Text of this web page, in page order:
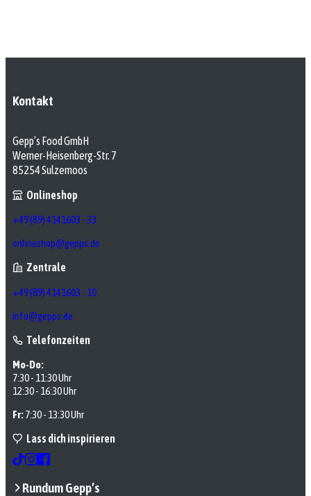
Kontakt
Gepp’s Food GmbH
Werner-Heisenberg-Str. 7
85254 Sulzemoos
Onlineshop
+49 (89) 4141603 - 33
onlineshop@gepps.de
Zentrale
+49 (89) 4141603 - 10
info@gepps.de
Telefonzeiten
Mo-Do:
7:30 - 11:30 Uhr
12:30 - 16:30 Uhr
Fr:7:30 - 13:30 Uhr
Lass dich inspirieren
Rundum Gepp’s